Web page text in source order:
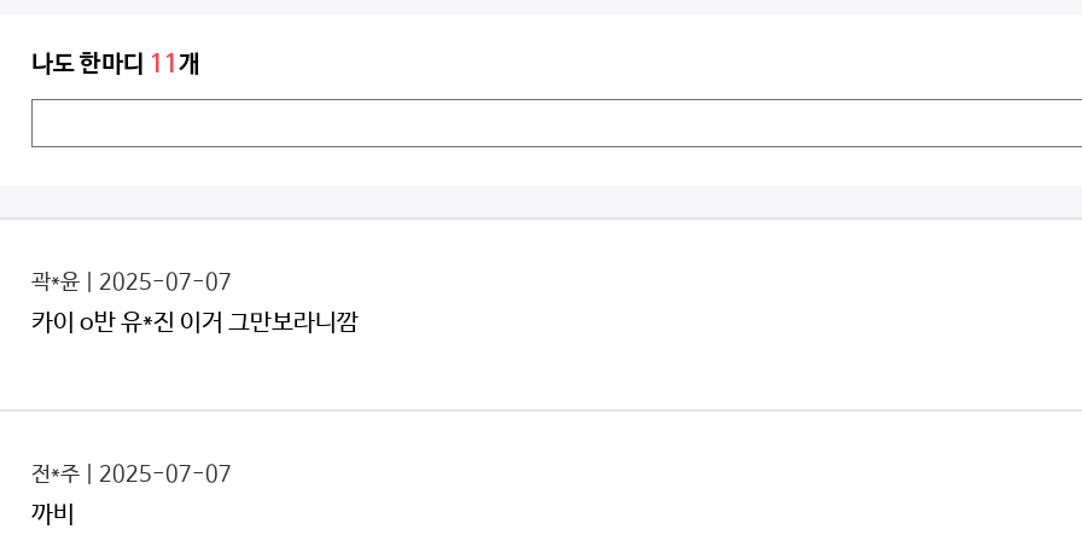
나도 한마디 11 개
곽*윤 | 2025-07-07
카이 o반 유*진 이거 그만보라니깜
전*주 | 2025-07-07
까비